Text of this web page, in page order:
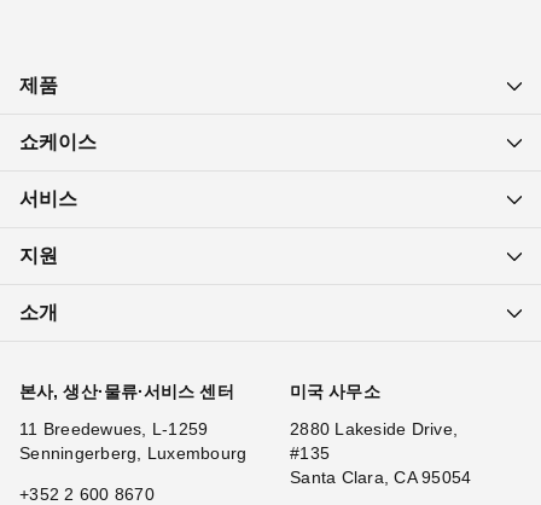
제품
쇼케이스
서비스
지원
소개
본사, 생산·물류·서비스 센터
11 Breedewues, L-1259
Senningerberg, Luxembourg
+352 2 600 8670
미국 사무소
2880 Lakeside Drive,
#135
Santa Clara, CA 95054